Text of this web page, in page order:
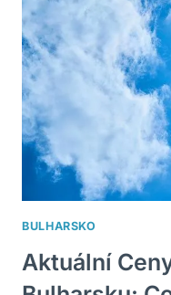
BULHARSKO
Aktuální